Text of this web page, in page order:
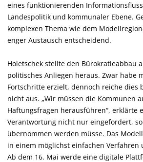
eines funktionierenden
Landespolitik und kommunaler Ebene.
komplexen Thema wie dem
enger Austausch entscheidend.
Holetschek stellte den Bürokratieabbau
politisches Anliegen heraus. Zwar habe
Fortschritte erzielt, dennoch reiche dies
nicht aus. „Wir müssen die Kommunen
Haftungsfragen herausführen“, erklärte
Verantwortung nicht nur eingefordert,
übernommen werden müsse. Das
in einem möglichst einfachen Verfahren
Ab dem 16. Mai werde eine digitale